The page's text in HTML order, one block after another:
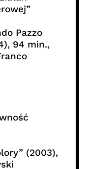
Pazzo
94 min.,
(2003),